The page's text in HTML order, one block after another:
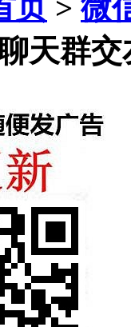
页 >微
天群